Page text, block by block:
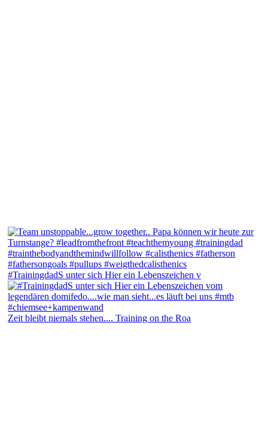
#TrainingdadS unter sich Hier ein Lebenszeichen v
Zeit bleibt niemals stehen.... Training on the Roa